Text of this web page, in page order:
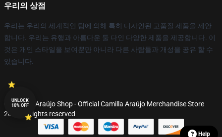
우리의 상점
우리는 우리의 세계적인 팀에 의해 특히 디자인된 고품질 제품을 제안
합니다. 우리는 유행과 아름다운 둘 다인 다양한 제품을 제공합니다. 이
것은 개인 스타일을 보여뿐만 아니라 다른 사람들과 개성을 공유 할 수
있습니다.
© Camilla Araújo Shop - Official Camilla Araújo Merchandise Store
2026 all rights reserved
UNLOCK
10% OFF
Help